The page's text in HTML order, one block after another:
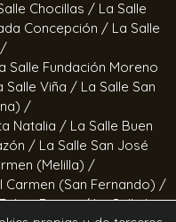
Chocillas / La Salle
Concepción / La Salle
/
Salle Fundación Moreno
Salle Viña / La Salle San
/
Natalia / La Salle Buen
/ La Salle San José
(Melilla) /
Carmen (San Fernando) /
Benito /La Salle La